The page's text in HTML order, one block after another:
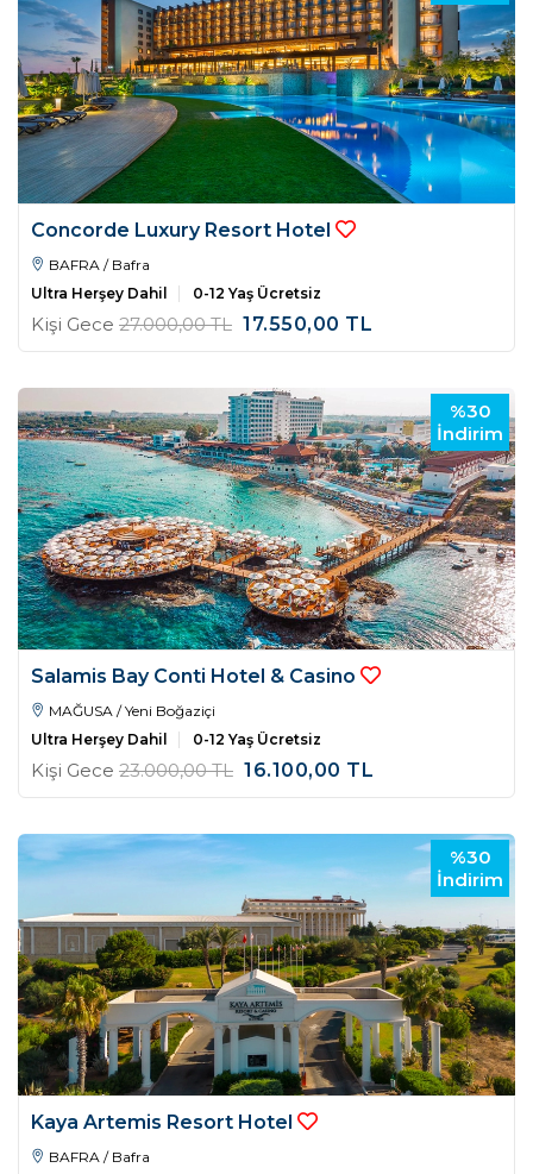
Concorde Luxury Resort Hotel
BAFRA / Bafra
Ultra Herşey Dahil
0-12 Yaş Ücretsiz
Kişi Gece 27.000,00TL 17.550,00 TL
%30
İndirim
Salamis Bay Conti Hotel & Casino
MAĞUSA / Yeni Boğaziçi
Ultra Herşey Dahil
0-12 Yaş Ücretsiz
Kişi Gece 23.000,00TL 16.100,00 TL
%30
İndirim
Kaya Artemis Resort Hotel
BAFRA / Bafra